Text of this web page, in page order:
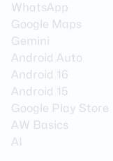
WhatsApp
Google Maps
Gemini
Android Auto
Android 16
Android 15
Google Play Store
AW Basics
AI